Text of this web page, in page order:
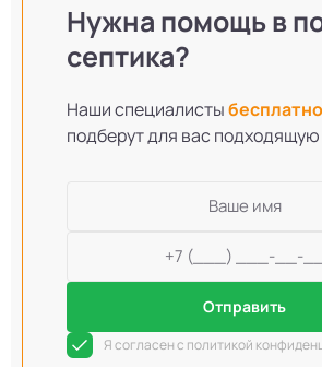
Нужна помощь в
септика?
Наши специалисты
подберут для вас
Отправить
Я согласен с политикой